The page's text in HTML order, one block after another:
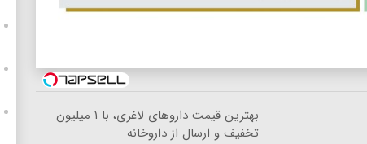
بهترین قیمت داروهای لاغری، با ۱ میلیون
تخفیف و ارسال از داروخانه‌